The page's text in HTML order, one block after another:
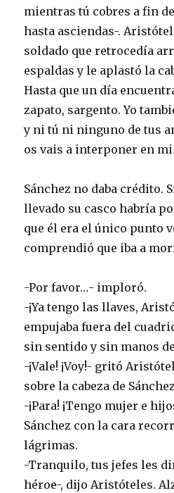
mientras tú cobres a fin
hasta asciendas-.
soldado que retrocedía
espaldas y le aplastó la
Hasta que un día
zapato, sargento. Yo
y ni tú ni ninguno de tus
os vais a interponer en
Sánchez no daba crédito.
llevado su casco habría
que él era el único punto
comprendió que iba a
-Por favor…- imploró.
-¡Ya tengo las llaves,
empujaba fuera del
sin sentido y sin manos
-¡Vale! ¡Voy!- gritó
sobre la cabeza de
-¡Para! ¡Tengo mujer e
Sánchez con la cara
lágrimas.
-Tranquilo, tus jefes les
héroe-, dijo Aristóteles.